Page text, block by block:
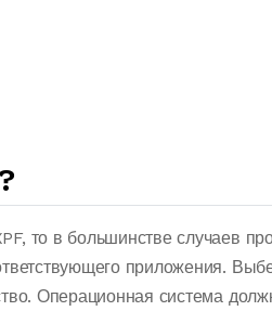
то в большинстве случаев
приложения.
Операционная система